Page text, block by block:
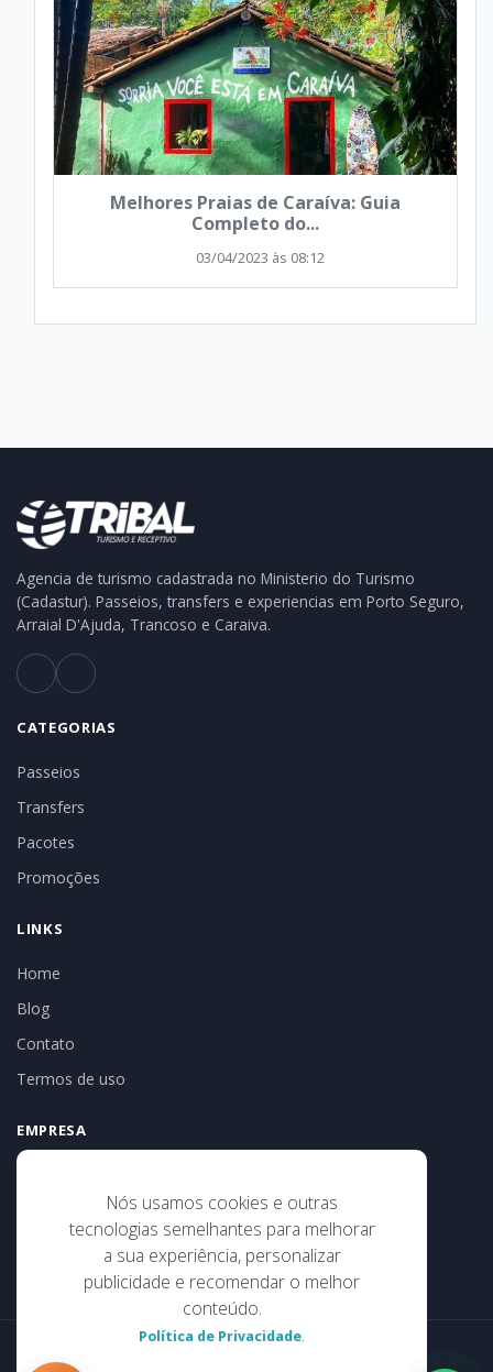
Melhores Praias de Caraíva: Guia
Completo do...
03/04/2023 às 08:12
Agencia de turismo cadastrada no Ministerio do Turismo
(Cadastur). Passeios, transfers e experiencias em Porto Seguro,
Arraial D'Ajuda, Trancoso e Caraiva.
CATEGORIAS
Passeios
Transfers
Pacotes
Promoções
LINKS
Home
Blog
Contato
Termos de uso
EMPRESA
CNPJ: 186.525.35-0001-02
Av 22 de abril, 186, sala 17, Centro
Porto Seguro/BA
© 2026 TRIBAL TURISMO . Todos os direitos reservados.
Nós usamos cookies e outras
tecnologias semelhantes para melhorar
a sua experiência, personalizar
publicidade e recomendar o melhor
conteúdo.
Política de Privacidade.